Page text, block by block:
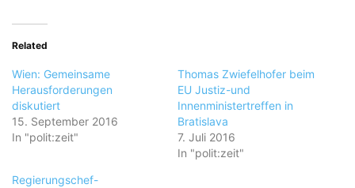
Related
Wien: Gemeinsame
Herausforderungen
diskutiert
15. September 2016
In "polit:zeit"
Thomas Zwiefelhofer beim
EU Justiz-und
Innenministertreffen in
Bratislava
7. Juli 2016
In "polit:zeit"
Regierungschef-